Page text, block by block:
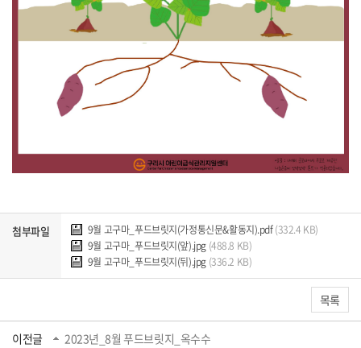
첨부파일 9월 고구마_푸드브릿지(가정통신문&활동지).pdf(332.4 KB)
9월 고구마_푸드브릿지(앞).jpg (488.8 KB)
9월 고구마_푸드브릿지(뒤).jpg (336.2 KB)
목록
이전글 2023년_8월 푸드브릿지_옥수수